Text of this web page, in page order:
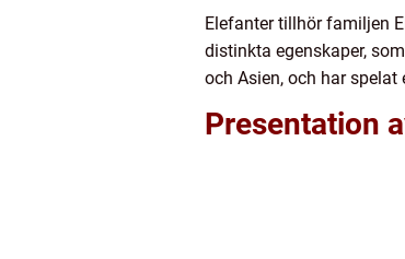
Elefanter tillhör familjen
distinkta egenskaper,
och Asien, och har
Presentation